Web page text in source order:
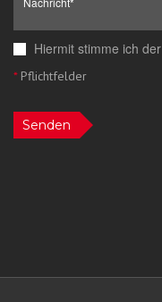
Hiermit stimme ich der
*Pflichtfelder
Senden